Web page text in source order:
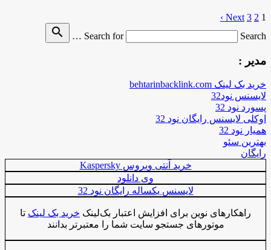
1
2
3
Next ›
Search for
Search …
search
مدیر :
خرید بک لینک behtarinbacklink.com
لایسنس نود32
پسورد نود 32
اوکلی لایسنس رایگان نود 32
همیار نود 32
بهترین سئو
رایگان
خرید آنتی ویروس Kaspersky
وی دانلود
لایسنس یکساله رایگان نود 32
راهکارهای نوین برای ‌افزایش اعتبار بک‌لینک خرید بک لینک تا
موتورهای جستجو سایت شما را معتبرتر بدانند